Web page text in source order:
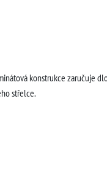
konstrukce zaručuje
střelce.